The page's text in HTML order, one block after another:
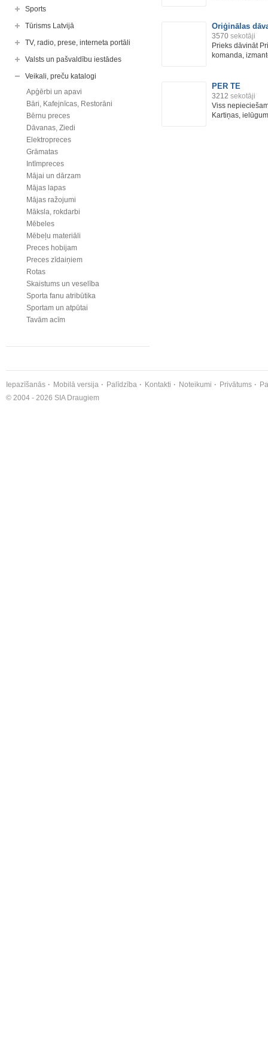
Sports
Tūrisms Latvijā
TV, radio, prese, interneta portāli
Valsts un pašvaldību iestādes
Veikali, preču katalogi
Apģērbi un apavi
Bāri, Kafejnīcas, Restorāni
Bērnu preces
Dāvanas, Ziedi
Elektropreces
Grāmatas
Intīmpreces
Mājai un dārzam
Mājas lapas
Mājas ražojumi
Māksla, rokdarbi
Mēbeles
Mēbeļu materiāli
Preces hobijam
Preces zīdaiņiem
Rotas
Skaistums un veselība
Sporta fanu atribūtika
Sportam un atpūtai
Tavām acīm
Oriģinālas
3570 sekotāji
Prieks dāvināt
komanda,
PER TE
3212 sekotāji
Viss
Kartiņas,
Iepazīšanās Mobilā versija Palīdzība Kontakti Noteikumi Privātums
© 2004 - 2026 SIA Draugiem